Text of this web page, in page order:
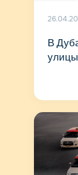
В
улицы